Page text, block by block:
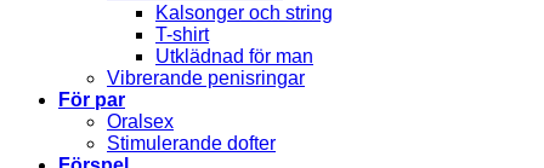
Kalsonger och string
T-shirt
Utklädnad för man
Vibrerande penisringar
För par
Oralsex
Stimulerande dofter